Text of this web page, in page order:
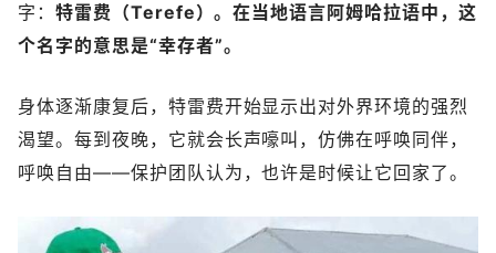
字： 特雷费（Terefe）。在当地语言阿姆哈拉语中，这
个名字的意思是“幸存者”。
身体逐渐康复后，特雷费开始显示出对外界环境的强烈
渴望。每到夜晚，它就会长声嚎叫，仿佛在呼唤同伴，
呼唤自由——保护团队认为，也许是时候让它回家了。